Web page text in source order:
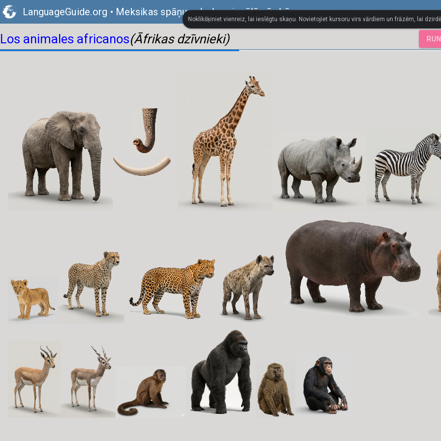
LanguageGuide.org • Meksikas spāņu valodas vizuālā vārdnīca
Los animales africanos(Āfrikas dzīvnieki)
Noklikšķiniet vienreiz, lai ieslēgtu skaņu. Novietojiet kursoru virs vārdiem un frāzēm, lai